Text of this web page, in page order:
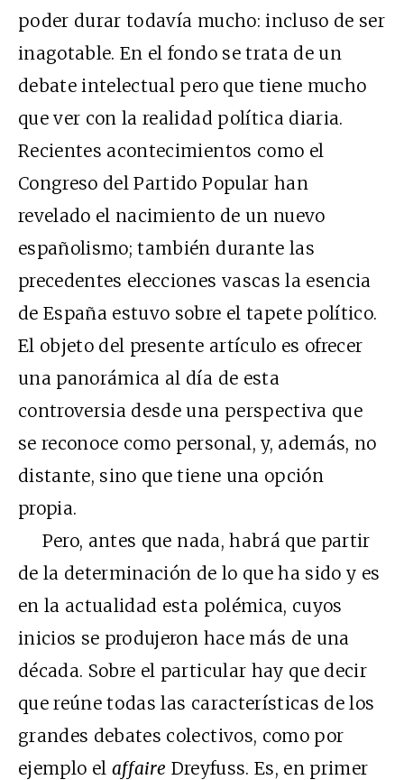
poder durar todavía mucho: incluso de ser
inagotable. En el fondo se trata de un
debate intelectual pero que tiene mucho
que ver con la realidad política diaria.
Recientes acontecimientos como el
Congreso del Partido Popular han
revelado el nacimiento de un nuevo
españolismo; también durante las
precedentes elecciones vascas la esencia
de España estuvo sobre el tapete político.
El objeto del presente artículo es ofrecer
una panorámica al día de esta
controversia desde una perspectiva que
se reconoce como personal, y, además, no
distante, sino que tiene una opción
propia.
Pero, antes que nada, habrá que partir
de la determinación de lo que ha sido y es
en la actualidad esta polémica, cuyos
inicios se produjeron hace más de una
década. Sobre el particular hay que decir
que reúne todas las características de los
grandes debates colectivos, como por
ejemplo el affaire Dreyfuss. Es, en primer